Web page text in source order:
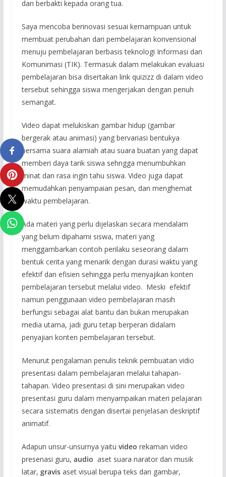
dan berbakti kepada orang tua.
Saya mencoba berinovasi sesuai kemampuan untuk
membuat perubahan dari pembelajaran konvensional
menuju pembelajaran berbasis teknologi Informasi dan
Komunimasi (TIK). Termasuk dalam melakukan evaluasi
pembelajaran bisa disertakan link quizizz di dalam video
tersebut sehingga siswa mengerjakan dengan penuh
semangat.
Video dapat melukiskan gambar hidup (gambar
bergerak atau animasi) yang bervariasi bentukya
bersama suara alamiah atau suara buatan yang dapat
memberi daya tarik siswa sehngga menumbuhkan
minat dan rasa ingin tahu siswa. Video juga dapat
memudahkan penyampaian pesan, dan menghemat
waktu pembelajaran.
Ada materi yang perlu dijelaskan secara mendalam
yang belum dipahami siswa, materi yang
menggambarkan contoh perilaku seseorang dalam
bentuk cerita yang menarik dengan durasi waktu yang
efektif dan efisien sehingga perlu menyajikan konten
pembelajaran tersebut melalui video. Meski efektif
namun penggunaan video pembelajaran masih
berfungsi sebagai alat bantu dan bukan merupakan
media utama, jadi guru tetap berperan didalam
penyajian konten pembelajaran tersebut.
Menurut pengalaman penulis teknik pembuatan vidio
presentasi dalam pembelajaran melalui tahapan-
tahapan. Video presentasi di sini merupakan video
presentasi guru dalam menyampaikan materi pelajaran
secara sistematis dengan disertai penjelasan deskriptif
animatif.
Adapun unsur-unsurnya yaitu video rekaman video
presenasi guru, audio aset suara narator dan musik
latar, gravisaset visual berupa teks dan gambar,